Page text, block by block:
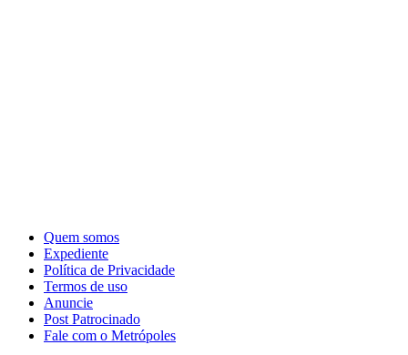
Quem somos
Expediente
Política de Privacidade
Termos de uso
Anuncie
Post Patrocinado
Fale com o Metrópoles